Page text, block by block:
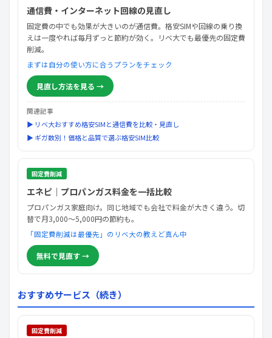
通信費・インターネット回線の見直し
固定費の中でも効果が大きいのが通信費。格安SIMや回線の乗り換
えは一度やれば毎月ずっと節約が効く。リベ大でも最優先の固定費
削減。
まずは自分の使い方に合うプランをチェック
見直し方法を見る →
関連記事
▶ リベ大おすすめ格安SIMと通信費を比較・見直し
▶ ギガ数別！価格と品質で選ぶ格安SIM比較
固定費削減
エネピ｜プロパンガス料金を一括比較
プロパンガス家庭向け。同じ地域でも会社で料金が大きく違う。切
替で月3,000〜5,000円の節約も。
「固定費削減は最優先」のリベ大の教えど真ん中
無料で見直す →
おすすめサービス（続き）
固定費削減